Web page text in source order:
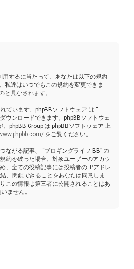
用するに当たって、あなたは以下の規約
私達はいつでもこの規約を変更できま
と見なされます。
ています。phpBBソフトウェア は “
ウンロードできます。phpBBソフトウェ
phpBB Group は phpBBソフトウェア 上
をご覧ください。
ながる記事、 “ブロギングライフ BB” の
約を破った場合、対象ユーザーのアカウ
、全ての投稿記事には投稿者の IPアドレ
、閉鎖できることをあなたは同意しま
この情報は第三者に公開されることはあ
ません。